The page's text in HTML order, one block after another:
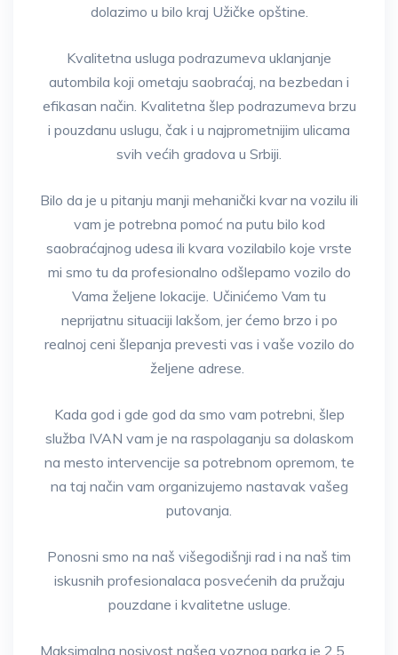
dolazimo u bilo kraj Užičke opštine.
Kvalitetna usluga podrazumeva uklanjanje
autombila koji ometaju saobraćaj, na bezbedan i
efikasan način. Kvalitetna šlep podrazumeva brzu
i pouzdanu uslugu, čak i u najprometnijim ulicama
svih većih gradova u Srbiji.
Bilo da je u pitanju manji mehanički kvar na vozilu ili
vam je potrebna pomoć na putu bilo kod
saobraćajnog udesa ili kvara vozilabilo koje vrste
mi smo tu da profesionalno odšlepamo vozilo do
Vama željene lokacije. Učinićemo Vam tu
neprijatnu situaciji lakšom, jer ćemo brzo i po
realnoj ceni šlepanja prevesti vas i vaše vozilo do
željene adrese.
Kada god i gde god da smo vam potrebni, šlep
služba IVAN vam je na raspolaganju sa dolaskom
na mesto intervencije sa potrebnom opremom, te
na taj način vam organizujemo nastavak vašeg
putovanja.
Ponosni smo na naš višegodišnji rad i na naš tim
iskusnih profesionalaca posvećenih da pružaju
pouzdane i kvalitetne usluge.
Maksimalna nosivost našeg voznog parka je 2,5